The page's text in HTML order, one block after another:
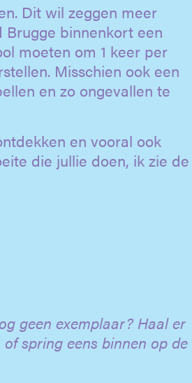
Dit wil zeggen meer
binnenkort een
moeten om 1 keer per
Misschien ook een
en zo ongevallen te
en vooral ook
die jullie doen, ik zie de
geen exemplaar? Haal er
spring eens binnen op de